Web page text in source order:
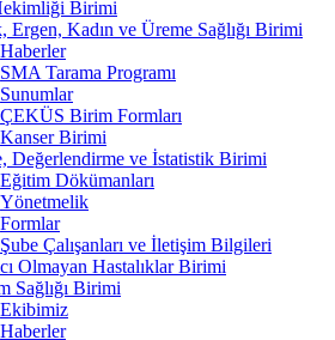
Birimi
Ergen, Kadın ve Üreme Sağlığı Birimi
Haberler
SMA Tarama Programı
Sunumlar
ÇEKÜS Birim Formları
Kanser Birimi
Değerlendirme ve İstatistik Birimi
Eğitim Dökümanları
Yönetmelik
Formlar
Şube Çalışanları ve İletişim Bilgileri
Olmayan Hastalıklar Birimi
Sağlığı Birimi
Ekibimiz
Haberler